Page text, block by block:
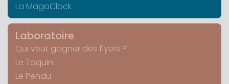
La MagoClock
Laboratoire
Qui veut gagner des flyers ?
Le Taquin
Le Pendu